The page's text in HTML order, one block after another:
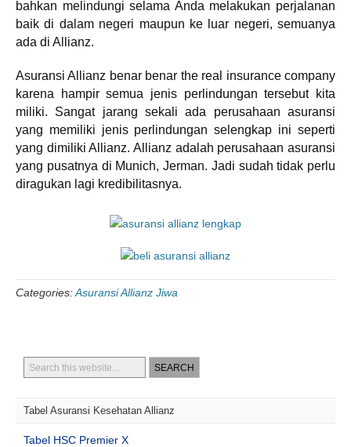
bahkan melindungi selama Anda melakukan perjalanan
baik di dalam negeri maupun ke luar negeri, semuanya
ada di Allianz.
Asuransi Allianz benar benar the real insurance company
karena hampir semua jenis perlindungan tersebut kita
miliki. Sangat jarang sekali ada perusahaan asuransi
yang memiliki jenis perlindungan selengkap ini seperti
yang dimiliki Allianz. Allianz adalah perusahaan asuransi
yang pusatnya di Munich, Jerman. Jadi sudah tidak perlu
diragukan lagi kredibilitasnya.
Categories:Asuransi Allianz Jiwa
Tabel Asuransi Kesehatan Allianz
Tabel HSC Premier X